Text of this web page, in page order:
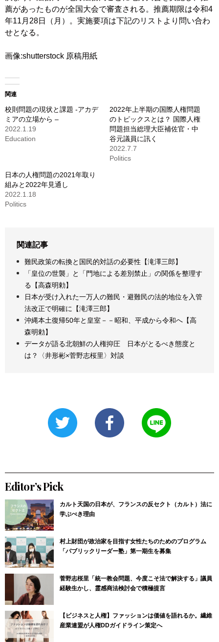
薦があったものが全国大会で審査される。推薦期限は令和4
年11月28日（月）。実施要項は下記のリストより問い合わ
せとなる。
画像:shutterstock 原稿用紙
関連
校則問題の現状と課題 -アカデ
ミアの立場から –
2022.1.19
Education
2022年上半期の国際人権問題
のトピックスとは？ 国際人権
問題担当総理大臣補佐官・中
谷元議員に訊く
2022.7.7
Politics
日本の人権問題の2021年取り
組みと2022年見通し
2022.1.18
Politics
関連記事
難民政策の転換と国民的対話の必要性【滝澤三郎】
「皇位の世襲」と「門地による差別禁止」の関係を整理す
る【高森明勅】
日本が受け入れた一万人の難民・避難民の法的地位を入管
法改正で明確に【滝澤三郎】
沖縄本土復帰50年と皇室－－昭和、平成から令和へ【高
森明勅】
データが語る北朝鮮の人権抑圧 日本がとるべき態度と
は？〈井形彬×菅野志桜里〉対談
Editor’s Pick
カルト天国の日本が、フランスの反セクト（カルト）法に
学ぶべき理由
村上財団が政治家を目指す女性たちのためのプログラム
「パブリックリーダー塾」第一期生を募集
菅野志桜里「統一教会問題、今度こそ法で解決する」議員
経験生かし、霊感商法検討会で積極提言
【ビジネスと人権】ファッションは価値を語れるか。繊維
産業連盟が人権DDガイドライン策定へ